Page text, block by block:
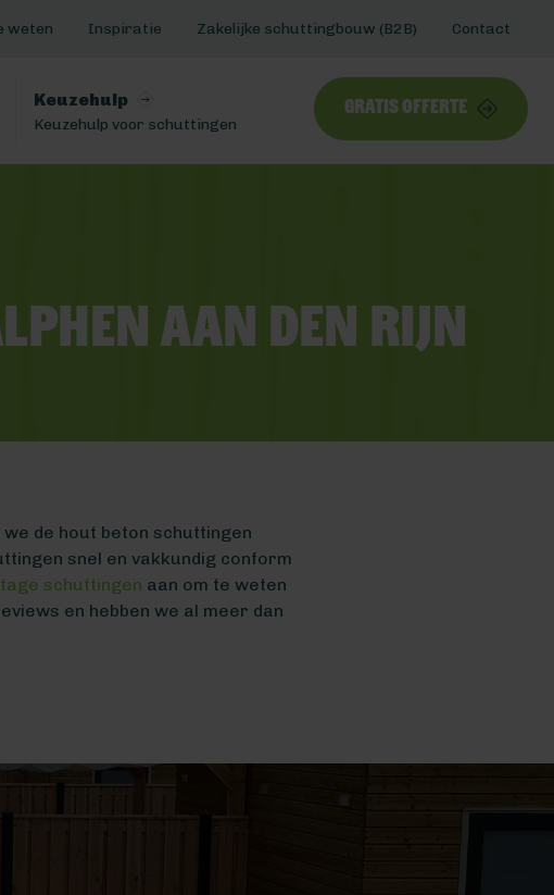
weten Inspiratie Zakelijke schuttingbouw (B2B) Contact
Keuzehulp
Keuzehulp voor schuttingen
Gratis offerte
aan den Rijn
de hout beton schuttingen
snel en vakkundig conform
schuttingen aan om te weten
en hebben we al meer dan